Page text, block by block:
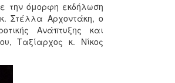
την όμορφη εκδήλωση
Στέλλα Αρχοντάκη, ο
Ανάπτυξης και
Ταξίαρχος κ. Νίκος